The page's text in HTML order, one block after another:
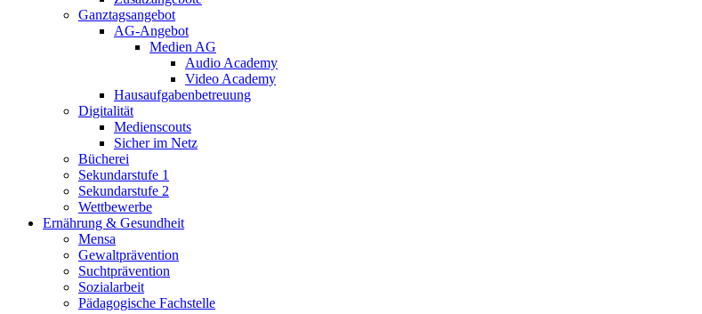
Ganztagsangebot
AG-Angebot
Medien AG
Audio Academy
Video Academy
Hausaufgabenbetreuung
Digitalität
Medienscouts
Sicher im Netz
Bücherei
Sekundarstufe 1
Sekundarstufe 2
Wettbewerbe
Ernährung & Gesundheit
Mensa
Gewaltprävention
Suchtprävention
Sozialarbeit
Pädagogische Fachstelle